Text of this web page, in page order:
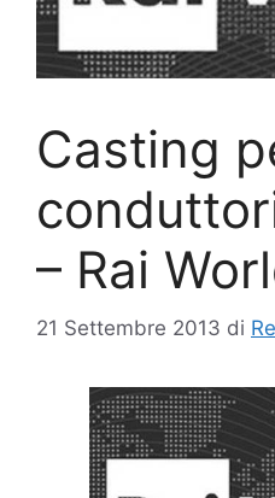
Casting
– Rai
21 Settembre 2013 di